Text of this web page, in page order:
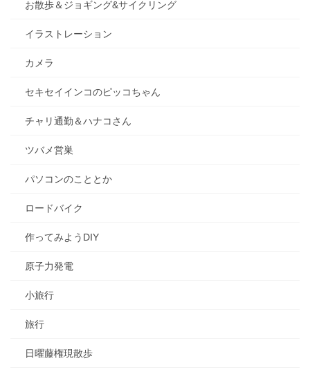
お散歩＆ジョギング&サイクリング
イラストレーション
カメラ
セキセイインコのピッコちゃん
チャリ通勤＆ハナコさん
ツバメ営巣
パソコンのこととか
ロードバイク
作ってみようDIY
原子力発電
小旅行
旅行
日曜藤権現散歩